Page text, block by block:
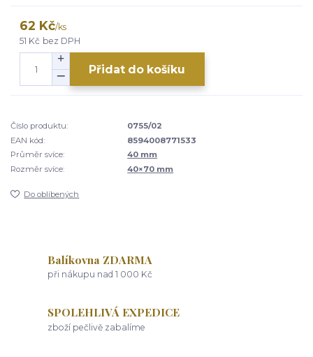
62 Kč/ks
51 Kč bez DPH
Přidat do košíku
Číslo produktu:
0755/02
EAN kód:
8594008771533
Průměr svíce:
40 mm
Rozměr svíce:
40×70 mm
Do oblíbených
Balíkovna ZDARMA
při nákupu nad 1 000 Kč
SPOLEHLIVÁ EXPEDICE
zboží pečlivě zabalíme